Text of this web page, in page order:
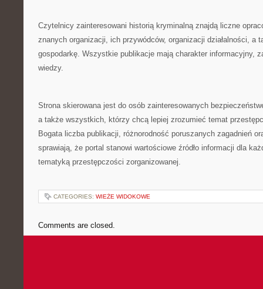
Czytelnicy zainteresowani historią kryminalną znajdą liczne
znanych organizacji, ich przywódców, organizacji działalności, a
gospodarkę. Wszystkie publikacje mają charakter informacyjny,
wiedzy.
Strona skierowana jest do osób zainteresowanych
a także wszystkich, którzy chcą lepiej zrozumieć temat
Bogata liczba publikacji, różnorodność poruszanych zagadnień
sprawiają, że portal stanowi wartościowe źródło informacji dla
tematyką przestępczości zorganizowanej.
CATEGORIES: WIEŻE WIDOKOWE
Comments are closed.